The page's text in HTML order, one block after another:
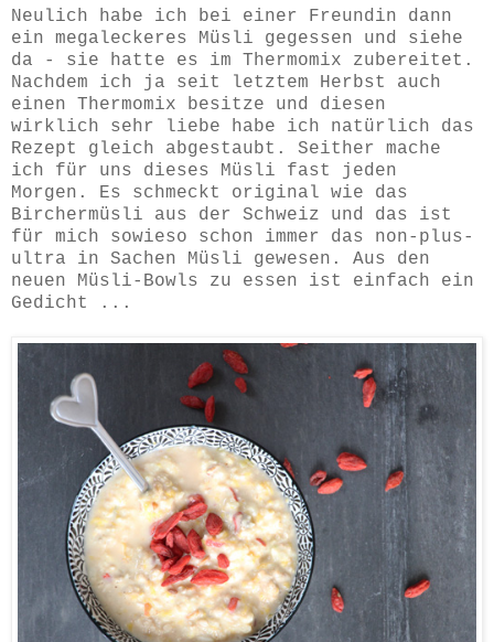
Neulich habe ich bei einer Freundin dann
ein megaleckeres Müsli gegessen und siehe
da - sie hatte es im Thermomix zubereitet.
Nachdem ich ja seit letztem Herbst auch
einen Thermomix besitze und diesen
wirklich sehr liebe habe ich natürlich das
Rezept gleich abgestaubt. Seither mache
ich für uns dieses Müsli fast jeden
Morgen. Es schmeckt original wie das
Birchermüsli aus der Schweiz und das ist
für mich sowieso schon immer das non-plus-
ultra in Sachen Müsli gewesen. Aus den
neuen Müsli-Bowls zu essen ist einfach ein
Gedicht ...